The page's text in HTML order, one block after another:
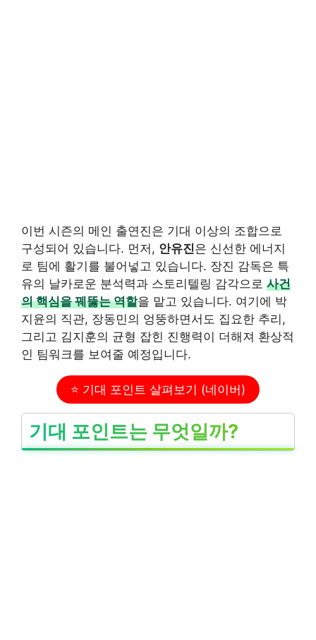
이번 시즌의 메인 출연진은 기대 이상의 조합으로
구성되어 있습니다. 먼저, 안유진은 신선한 에너지
로 팀에 활기를 불어넣고 있습니다. 장진 감독은 특
유의 날카로운 분석력과 스토리텔링 감각으로 사건
의 핵심을 꿰뚫는 역할을 맡고 있습니다. 여기에 박
지윤의 직관, 장동민의 엉뚱하면서도 집요한 추리,
그리고 김지훈의 균형 잡힌 진행력이 더해져 환상적
인 팀워크를 보여줄 예정입니다.
⭐ 기대 포인트 살펴보기 (네이버)
기대 포인트는 무엇일까?